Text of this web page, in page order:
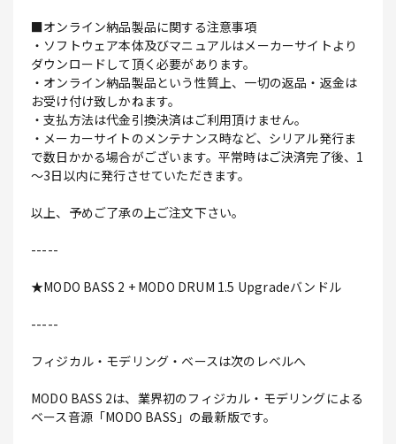
■オンライン納品製品に関する注意事項
・ソフトウェア本体及びマニュアルはメーカーサイトより
ダウンロードして頂く必要があります。
・オンライン納品製品という性質上、一切の返品・返金は
お受け付け致しかねます。
・支払方法は代金引換決済はご利用頂けません。
・メーカーサイトのメンテナンス時など、シリアル発行ま
で数日かかる場合がございます。平常時はご決済完了後、1
～3日以内に発行させていただきます。
以上、予めご了承の上ご注文下さい。
-----
★MODO BASS 2 + MODO DRUM 1.5 Upgradeバンドル
-----
フィジカル・モデリング・ベースは次のレベルへ
MODO BASS 2は、業界初のフィジカル・モデリングによる
ベース音源「MODO BASS」の最新版です。